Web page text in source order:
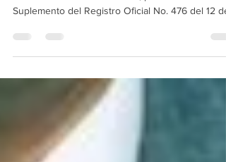
Hacemos un recordatorio sobre la Resolución No.
Suplemento del Registro Oficial No. 476 del 12 de
presentación del Anexo de Retenciones en la
Fuente bajo Relación de Dependencia (RDEP).
obligación debe ser cumplida por personas
naturales y sociedades dentro de los plazos
específicos y conforme a la normativa vigente.